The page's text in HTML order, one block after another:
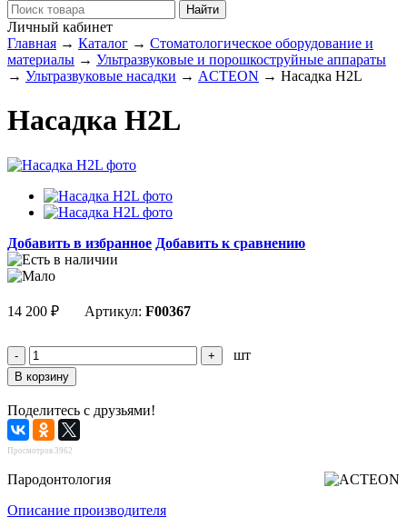
Личный кабинет
Главная → Каталог → Стоматологическое оборудование и
материалы → Ультразвуковые и порошкоструйные аппараты
→ Ультразвуковые насадки → ACTEON → Насадка H2L
Насадка H2L
Добавить в избранное Добавить к сравнению
14 200 ₽ Артикул: F00367
шт
Поделитесь с друзьями!
Просмотров 3962
Пародонтология
Описание производителя